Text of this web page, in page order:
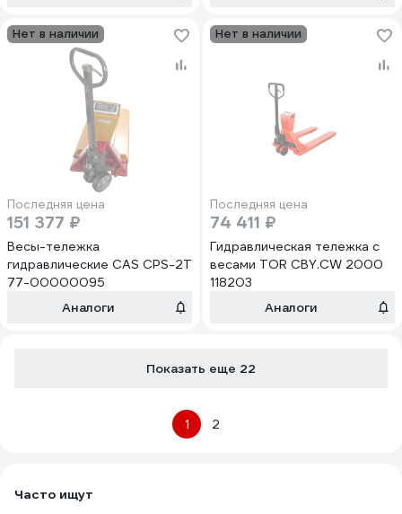
Нет в наличии
Последняя цена
151 377 ₽
Весы-тележка
гидравлические CAS CPS-2T
77-00000095
Аналоги
Нет в наличии
Последняя цена
74 411 ₽
Гидравлическая тележка с
весами TOR CBY.CW 2000
118203
Аналоги
Показать еще 22
1 2
Часто ищут